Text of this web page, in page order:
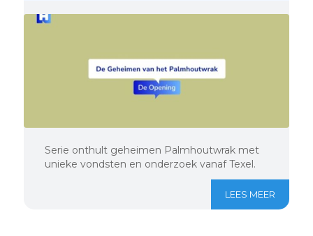
Serie onthult geheimen Palmhoutwrak met
unieke vondsten en onderzoek vanaf Texel.
LEES MEER